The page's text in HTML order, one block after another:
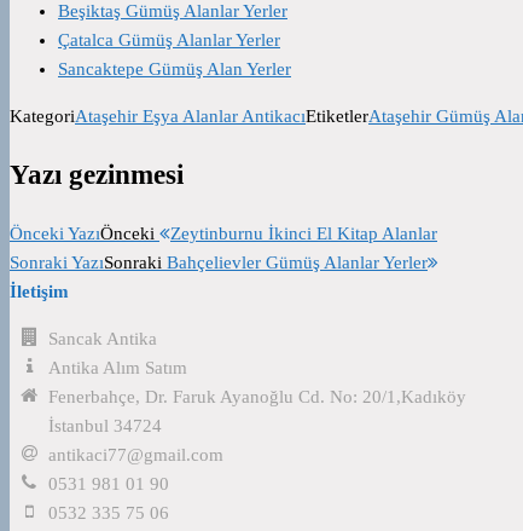
Beşiktaş Gümüş Alanlar Yerler
Çatalca Gümüş Alanlar Yerler
Sancaktepe Gümüş Alan Yerler
KategoriAtaşehir Eşya Alanlar AntikacıEtiketlerAtaşehir Gümüş
Yazı gezinmesi
Önceki YazıÖnceki
Zeytinburnu İkinci El Kitap Alanlar
Sonraki YazıSonraki Bahçelievler Gümüş Alanlar Yerler
İletişim
Sancak Antika
Antika Alım Satım
Fenerbahçe, Dr. Faruk Ayanoğlu Cd. No: 20/1,Kadıköy
İstanbul 34724
antikaci77@gmail.com
0531 981 01 90
0532 335 75 06